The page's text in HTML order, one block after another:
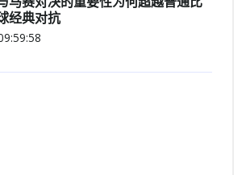
经典对抗